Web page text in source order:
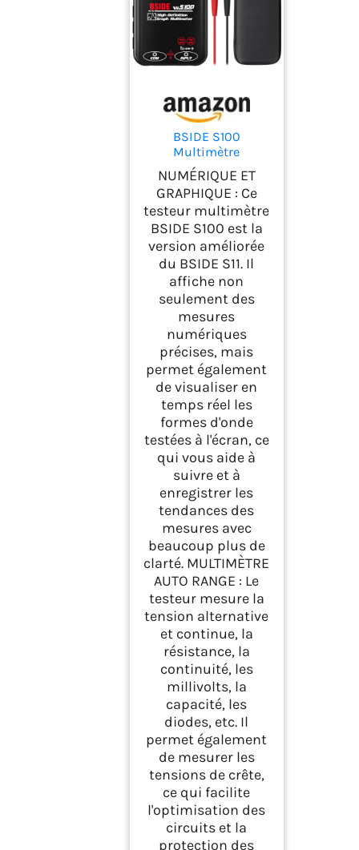
BSIDE S100
Multimètre
Numérique 10000
Comptes TRMS avec
Affichage Graphique,
Testeur Électrique de
Poche Rechargeable
pour Mesure de
Tension Résistance
Continuité Millivolt
Capacité Diode NCV
NUMÉRIQUE ET
GRAPHIQUE : Ce
testeur multimètre
BSIDE S100 est la
version améliorée
du BSIDE S11. Il
affiche non
seulement des
mesures
numériques
précises, mais
permet également
de visualiser en
temps réel les
formes d'onde
testées à l'écran, ce
qui vous aide à
suivre et à
enregistrer les
tendances des
mesures avec
beaucoup plus de
clarté. MULTIMÈTRE
AUTO RANGE : Le
testeur mesure la
tension alternative
et continue, la
résistance, la
continuité, les
millivolts, la
capacité, les
diodes, etc. Il
permet également
de mesurer les
tensions de crête,
ce qui facilite
l'optimisation des
circuits et la
protection des